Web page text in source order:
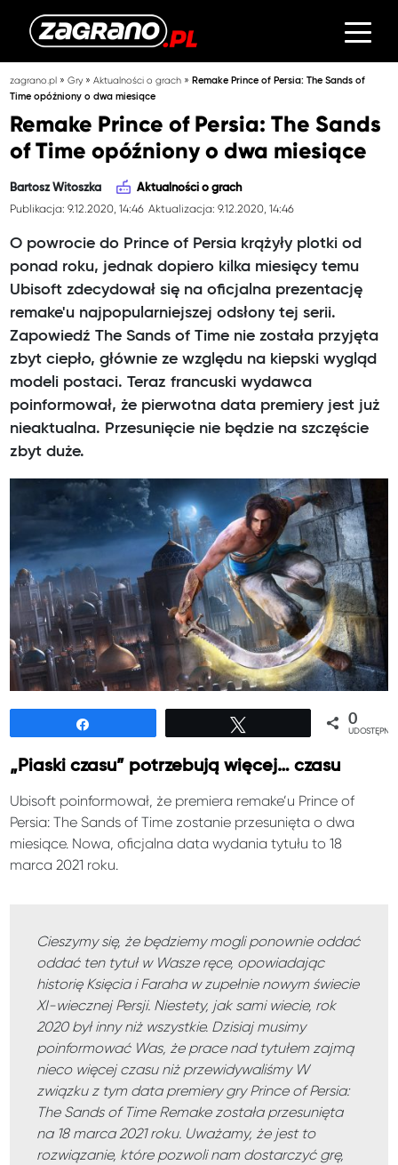
zagrano.pl »Gry»Aktualności o grach »Remake Prince of Persia: The Sands of
Time opóźniony o dwa miesiące
Remake Prince of Persia: The Sands
of Time opóźniony o dwa miesiące
Bartosz Witoszka Aktualności o grach
Publikacja: 9.12.2020, 14:46 Aktualizacja: 9.12.2020, 14:46
O powrocie do Prince of Persia krążyły plotki od
ponad roku, jednak dopiero kilka miesięcy temu
Ubisoft zdecydował się na oficjalna prezentację
remake'u najpopularniejszej odsłony tej serii.
Zapowiedź The Sands of Time nie została przyjęta
zbyt ciepło, głównie ze względu na kiepski wygląd
modeli postaci. Teraz francuski wydawca
poinformował, że pierwotna data premiery jest już
nieaktualna. Przesunięcie nie będzie na szczęście
zbyt duże.
0
„Piaski czasu” potrzebują więcej… czasu
Ubisoft poinformował, że premiera remake’u Prince of
Persia: The Sands of Time zostanie przesunięta o dwa
miesiące. Nowa, oficjalna data wydania tytułu to 18
marca 2021 roku.
Cieszymy się, że będziemy mogli ponownie oddać
oddać ten tytuł w Wasze ręce, opowiadając
historię Księcia i Faraha w zupełnie nowym świecie
XI-wiecznej Persji. Niestety, jak sami wiecie, rok
2020 był inny niż wszystkie. Dzisiaj musimy
poinformować Was, że prace nad tytułem zajmą
nieco więcej czasu niż przewidywaliśmy W
związku z tym data premiery gry Prince of Persia:
The Sands of Time Remake została przesunięta
na 18 marca 2021 roku. Uważamy, że jest to
rozwiązanie, które pozwoli nam dostarczyć grę,